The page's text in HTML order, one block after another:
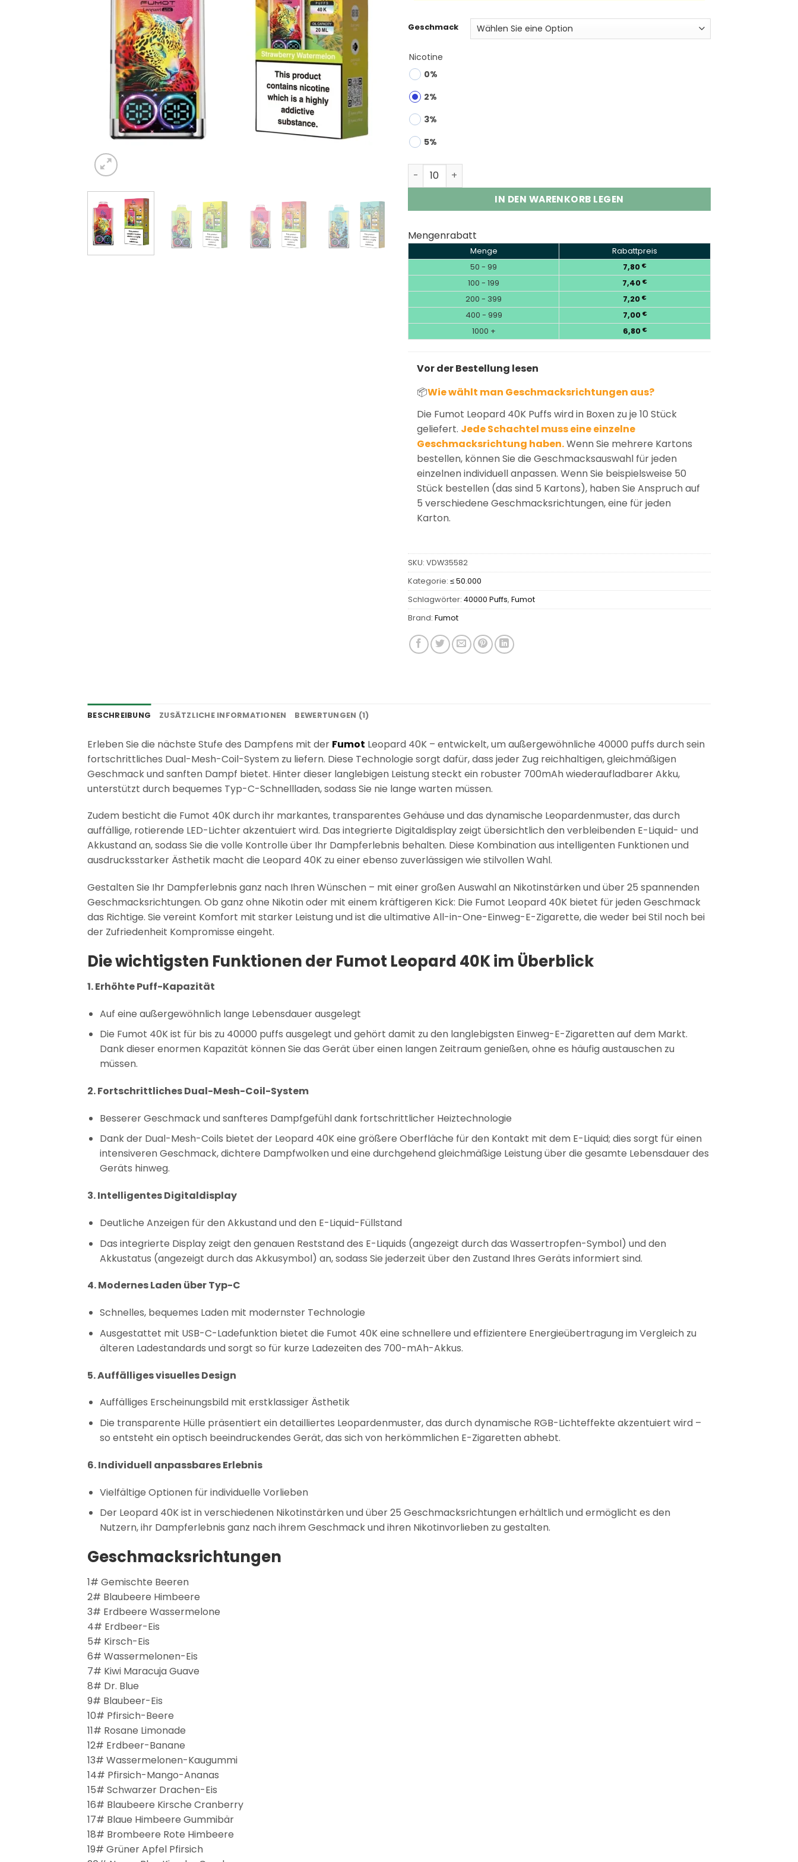
Geschmack
Nicotine
0%
2%
3%
5%
Fumot Leopard 40K Disposable Vape Wholesale | 40000 Puffs Menge
IN DEN WARENKORB LEGEN
Mengenrabatt
Menge
Rabattpreis
50 - 99
7,80 €
100 - 199 7,40 €
200 - 399 7,20 €
400 - 999 7,00 €
1000 + 6,80 €
Vor der Bestellung lesen
📦Wie wählt man Geschmacksrichtungen aus?
Die Fumot Leopard 40K Puffs wird in Boxen zu je 10 Stück
geliefert. Jede Schachtel muss eine einzelne
Geschmacksrichtung haben.Wenn Sie mehrere Kartons
bestellen, können Sie die Geschmacksauswahl für jeden
einzelnen individuell anpassen. Wenn Sie beispielsweise 50
Stück bestellen (das sind 5 Kartons), haben Sie Anspruch auf
5 verschiedene Geschmacksrichtungen, eine für jeden
Karton.
SKU: VDW35582
Kategorie: ≤ 50.000
Schlagwörter: 40000 Puffs, Fumot
Brand: Fumot
BESCHREIBUNG ZUSÄTZLICHE INFORMATIONEN BEWERTUNGEN (1)
Erleben Sie die nächste Stufe des Dampfens mit der Fumot Leopard 40K – entwickelt, um außergewöhnliche 40000 puffs durch sein
fortschrittliches Dual-Mesh-Coil-System zu liefern. Diese Technologie sorgt dafür, dass jeder Zug reichhaltigen, gleichmäßigen
Geschmack und sanften Dampf bietet. Hinter dieser langlebigen Leistung steckt ein robuster 700mAh wiederaufladbarer Akku,
unterstützt durch bequemes Typ-C-Schnellladen, sodass Sie nie lange warten müssen.
Zudem besticht die Fumot 40K durch ihr markantes, transparentes Gehäuse und das dynamische Leopardenmuster, das durch
auffällige, rotierende LED-Lichter akzentuiert wird. Das integrierte Digitaldisplay zeigt übersichtlich den verbleibenden E-Liquid- und
Akkustand an, sodass Sie die volle Kontrolle über Ihr Dampferlebnis behalten. Diese Kombination aus intelligenten Funktionen und
ausdrucksstarker Ästhetik macht die Leopard 40K zu einer ebenso zuverlässigen wie stilvollen Wahl.
Gestalten Sie Ihr Dampferlebnis ganz nach Ihren Wünschen – mit einer großen Auswahl an Nikotinstärken und über 25 spannenden
Geschmacksrichtungen. Ob ganz ohne Nikotin oder mit einem kräftigeren Kick: Die Fumot Leopard 40K bietet für jeden Geschmack
das Richtige. Sie vereint Komfort mit starker Leistung und ist die ultimative All-in-One-Einweg-E-Zigarette, die weder bei Stil noch bei
der Zufriedenheit Kompromisse eingeht.
Die wichtigsten Funktionen der Fumot Leopard 40K im Überblick
1. Erhöhte Puff-Kapazität
Auf eine außergewöhnlich lange Lebensdauer ausgelegt
Die Fumot 40K ist für bis zu 40000 puffs ausgelegt und gehört damit zu den langlebigsten Einweg-E-Zigaretten auf dem Markt.
Dank dieser enormen Kapazität können Sie das Gerät über einen langen Zeitraum genießen, ohne es häufig austauschen zu
müssen.
2. Fortschrittliches Dual-Mesh-Coil-System
Besserer Geschmack und sanfteres Dampfgefühl dank fortschrittlicher Heiztechnologie
Dank der Dual-Mesh-Coils bietet der Leopard 40K eine größere Oberfläche für den Kontakt mit dem E-Liquid; dies sorgt für einen
intensiveren Geschmack, dichtere Dampfwolken und eine durchgehend gleichmäßige Leistung über die gesamte Lebensdauer des
Geräts hinweg.
3. Intelligentes Digitaldisplay
Deutliche Anzeigen für den Akkustand und den E-Liquid-Füllstand
Das integrierte Display zeigt den genauen Reststand des E-Liquids (angezeigt durch das Wassertropfen-Symbol) und den
Akkustatus (angezeigt durch das Akkusymbol) an, sodass Sie jederzeit über den Zustand Ihres Geräts informiert sind.
4. Modernes Laden über Typ-C
Schnelles, bequemes Laden mit modernster Technologie
Ausgestattet mit USB-C-Ladefunktion bietet die Fumot 40K eine schnellere und effizientere Energieübertragung im Vergleich zu
älteren Ladestandards und sorgt so für kurze Ladezeiten des 700-mAh-Akkus.
5. Auffälliges visuelles Design
Auffälliges Erscheinungsbild mit erstklassiger Ästhetik
Die transparente Hülle präsentiert ein detailliertes Leopardenmuster, das durch dynamische RGB-Lichteffekte akzentuiert wird –
so entsteht ein optisch beeindruckendes Gerät, das sich von herkömmlichen E-Zigaretten abhebt.
6. Individuell anpassbares Erlebnis
Vielfältige Optionen für individuelle Vorlieben
Der Leopard 40K ist in verschiedenen Nikotinstärken und über 25 Geschmacksrichtungen erhältlich und ermöglicht es den
Nutzern, ihr Dampferlebnis ganz nach ihrem Geschmack und ihren Nikotinvorlieben zu gestalten.
Geschmacksrichtungen
1# Gemischte Beeren
2# Blaubeere Himbeere
3# Erdbeere Wassermelone
4# Erdbeer-Eis
5# Kirsch-Eis
6# Wassermelonen-Eis
7# Kiwi Maracuja Guave
8# Dr. Blue
9# Blaubeer-Eis
10# Pfirsich-Beere
11# Rosane Limonade
12# Erdbeer-Banane
13# Wassermelonen-Kaugummi
14# Pfirsich-Mango-Ananas
15# Schwarzer Drachen-Eis
16# Blaubeere Kirsche Cranberry
17# Blaue Himbeere Gummibär
18# Brombeere Rote Himbeere
19# Grüner Apfel Pfirsich